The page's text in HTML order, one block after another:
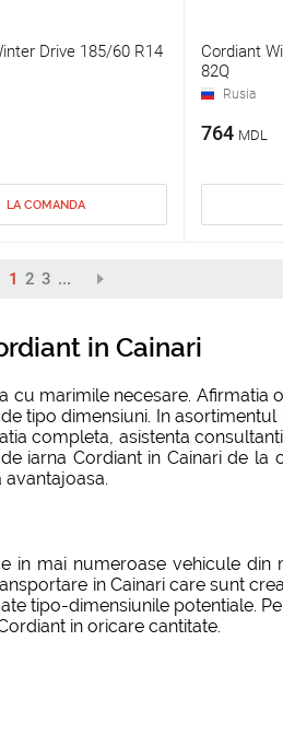
Drive 185/60 R14
LA COMANDA
Cordiant
82Q
Rusia
764 MDL
1 2 3 ...
in Cainari
marimile necesare. Afirmatia
tipo dimensiuni. In
completa, asistenta
iarna Cordiant in Cainari de
mai numeroase vehicule
in Cainari care sunt
tipo-dimensiunile potentiale.
in oricare cantitate.